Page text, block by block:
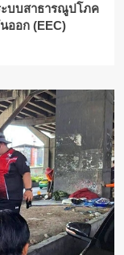
ะบบสาธารณูปโภค
ออก (EEC)